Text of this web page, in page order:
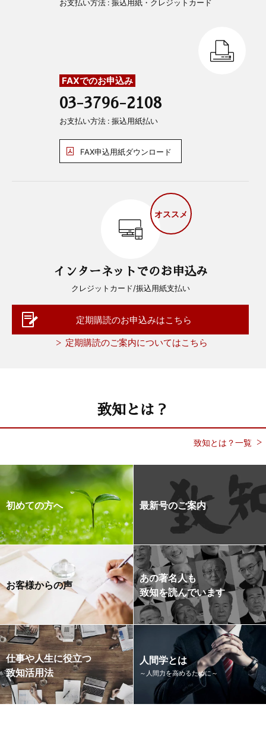
FAXでのお申込み
03-3796-2108
お支払い方法 : 振込用紙払い
FAX申込用紙ダウンロード
オススメ
インターネットでのお申込み
クレジットカード/振込用紙支払い
定期購読のお申込みはこちら
定期購読のご案内についてはこちら
致知とは？
致知とは？一覧
初めての方へ 最新号のご案内
お客様からの声
あの著名人も
致知を読んでいます
仕事や人生に役立つ
致知活用法
人間学とは
～人間力を高めるために～